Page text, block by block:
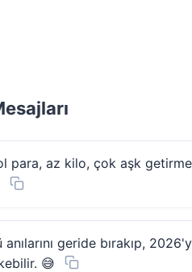
para, az kilo, çok aşk
geride bırakıp,
😅